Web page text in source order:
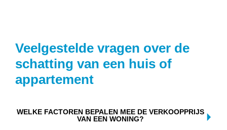
Veelgestelde vragen over de
schatting van een huis of
appartement
WELKE FACTOREN BEPALEN MEE DE VERKOOPPRIJS
VAN EEN WONING?